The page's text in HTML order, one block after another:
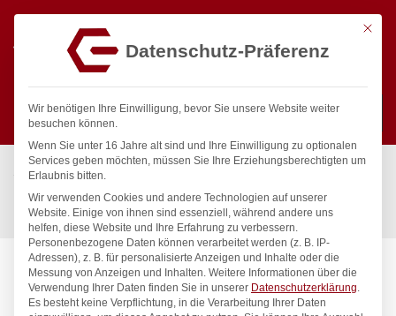
Suchen
Start / Gastronomiebedarf & Gastro Geräte für Profis
Küchengeräte
Fleischverarbeitung
/
Lochscheibe für Fleischwolf, HENDI, 210802, ø3mm
Mit
Datenschutz-Präferenz
Wir benötigen Ihre Einwilligung, bevor Sie unsere Website weiter
besuchen können.
Wenn Sie unter 16 Jahre alt sind und Ihre Einwilligung zu optionalen
Services geben möchten, müssen Sie Ihre Erziehungsberechtigten um
Erlaubnis bitten.
Wir verwenden Cookies und andere Technologien auf unserer
Website. Einige von ihnen sind essenziell, während andere uns
helfen, diese Website und Ihre Erfahrung zu verbessern.
Personenbezogene Daten können verarbeitet werden (z. B. IP-
Adressen), z. B. für personalisierte Anzeigen und Inhalte oder die
Messung von Anzeigen und Inhalten. Weitere Informationen über die
Verwendung Ihrer Daten finden Sie in unserer Datenschutzerklärung.
Es besteht keine Verpflichtung, in die Verarbeitung Ihrer Daten